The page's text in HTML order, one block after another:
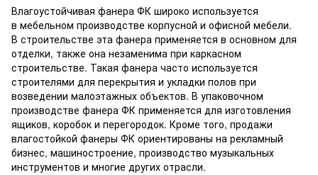
Влагоустойчивая фанера ФК широко используется
в мебельном производстве корпусной и офисной мебели.
В строительстве эта фанера применяется в основном для
отделки, также она незаменима при каркасном
строительстве. Такая фанера часто используется
строителями для перекрытия и укладки полов при
возведении малоэтажных объектов. В упаковочном
производстве фанера ФК применяется для изготовления
ящиков, коробок и перегородок. Кроме того, продажи
влагостойкой фанеры ФК ориентированы на рекламный
бизнес, машиностроение, производство музыкальных
инструментов и многие других отрасли.